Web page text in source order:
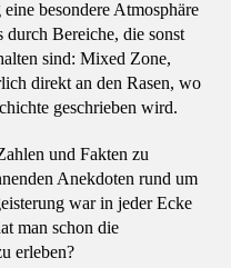
besondere Atmosphäre
Bereiche, die sonst
sind: Mixed Zone,
direkt an den Rasen, wo
geschrieben wird.
und Fakten zu
Anekdoten rund um
war in jeder Ecke
man schon die
erleben?